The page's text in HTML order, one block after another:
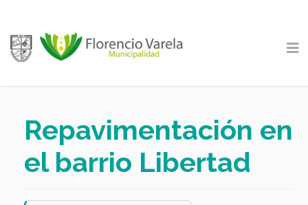
Repavimentación en
el barrio Libertad